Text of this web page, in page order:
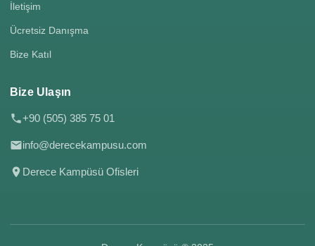
İletişim
Ücretsiz Danışma
Bize Katıl
Bize Ulaşın
+90 (505) 385 75 01
info@derecekampusu.com
Derece Kampüsü Ofisleri